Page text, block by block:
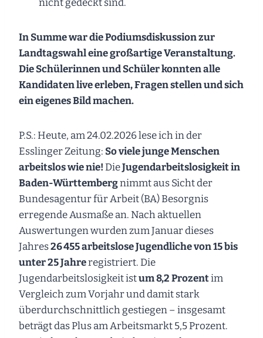
In Summe war die Podiumsdiskussion zur
Landtagswahl eine großartige Veranstaltung.
Die Schülerinnen und Schüler konnten alle
Kandidaten live erleben, Fragen stellen und sich
ein eigenes Bild machen.
P.S.: Heute, am 24.02.2026 lese ich in der
Esslinger Zeitung: So viele junge Menschen
arbeitslos wie nie!DieJugendarbeitslosigkeit in
Baden-Württembergnimmt aus Sicht der
Bundesagentur für Arbeit (BA) Besorgnis
erregende Ausmaße an. Nach aktuellen
Auswertungen wurden zum Januar dieses
Jahres26 455 arbeitslose Jugendliche von 15 bis
unter 25 Jahreregistriert. Die
Jugendarbeitslosigkeit istum 8,2 Prozentim
Vergleich zum Vorjahr und damit stark
überdurchschnittlich gestiegen – insgesamt
beträgt das Plus am Arbeitsmarkt 5,5 Prozent.